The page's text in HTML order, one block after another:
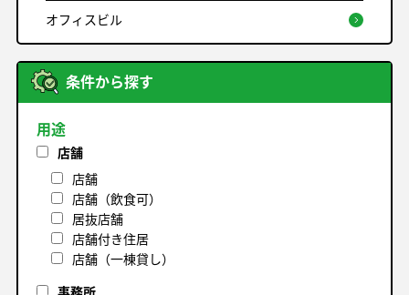
オフィスビル
条件から探す
用途
店舗
店舗
店舗（飲食可）
居抜店舗
店舗付き住居
店舗（一棟貸し）